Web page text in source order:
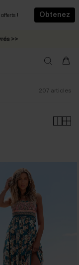
!
Obtenez
>>
>>
207 articles